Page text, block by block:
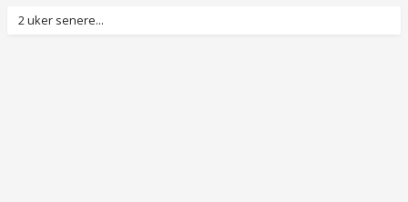
2 uker senere...